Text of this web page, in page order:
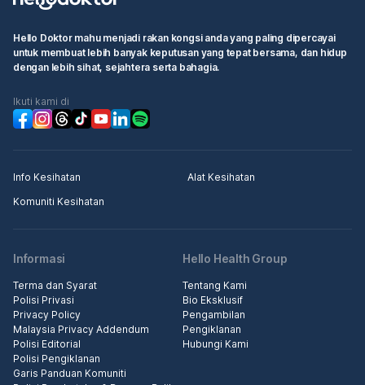
Hello Doktor mahu menjadi rakan kongsi anda yang paling dipercayai
untuk membuat lebih banyak keputusan yang tepat bersama, dan hidup
dengan lebih sihat, sejahtera serta bahagia.
Ikuti kami di
Info Kesihatan
Alat Kesihatan
Komuniti Kesihatan
Informasi
Terma dan Syarat
Polisi Privasi
Privacy Policy
Malaysia Privacy Addendum
Polisi Editorial
Polisi Pengiklanan
Garis Panduan Komuniti
Hello Health Group
Tentang Kami
Bio Eksklusif
Pengambilan
Pengiklanan
Hubungi Kami